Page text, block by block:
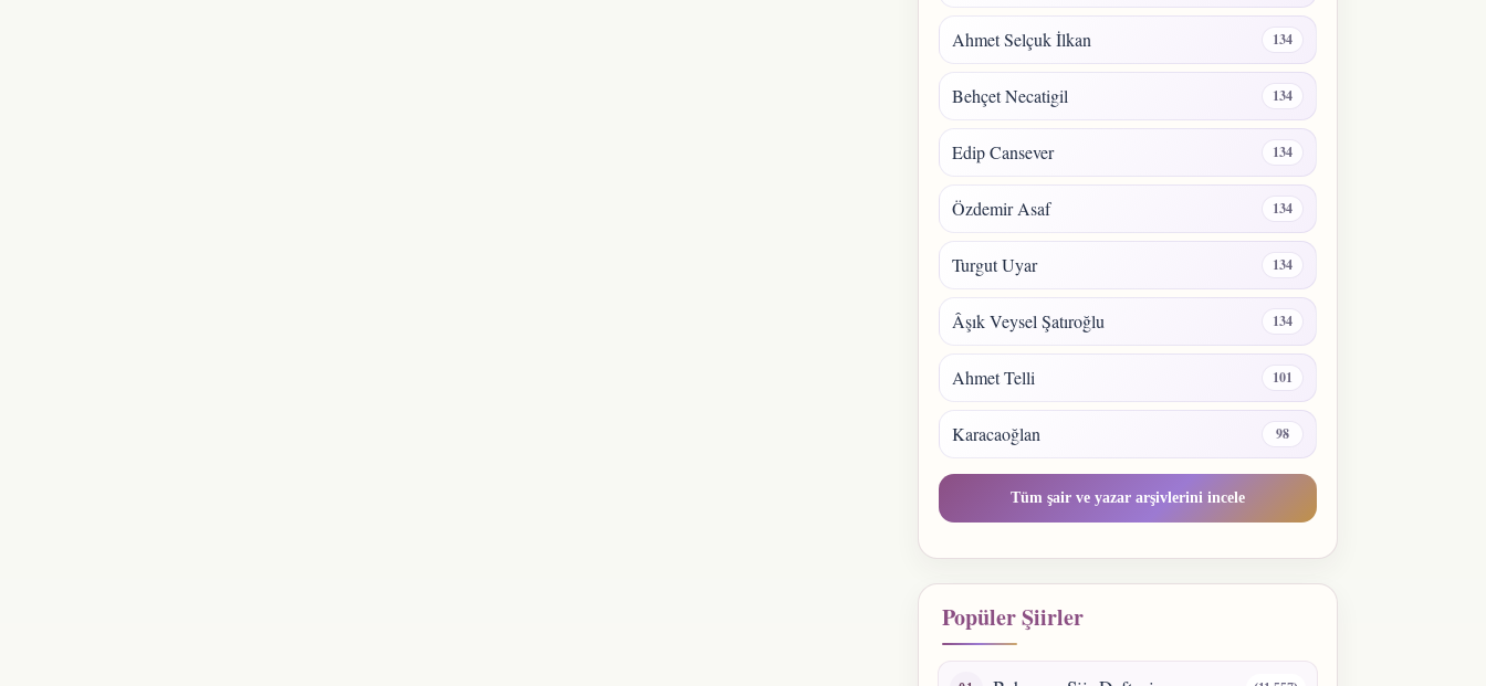
Ahmet Selçuk İlkan 134
Behçet Necatigil 134
Edip Cansever 134
Özdemir Asaf 134
Turgut Uyar 134
Âşık Veysel Şatıroğlu 134
Ahmet Telli 101
Karacaoğlan 98
Tüm şair ve yazar arşivlerini incele
Popüler Şiirler